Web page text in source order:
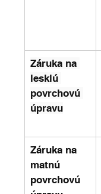
Záruka na
lesklú
povrchovú
úpravu
Záruka na
matnú
povrchovú